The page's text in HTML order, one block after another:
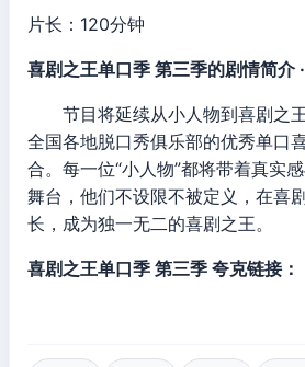
片长：120分钟
喜剧之王单口季 第三季的剧情简介 · ·
节目将延续从小人物到喜剧之
全国各地脱口秀俱乐部的优秀单口
合。每一位“小人物”都将带着真实
舞台，他们不设限不被定义，在喜
长，成为独一无二的喜剧之王。
喜剧之王单口季 第三季 夸克链接：